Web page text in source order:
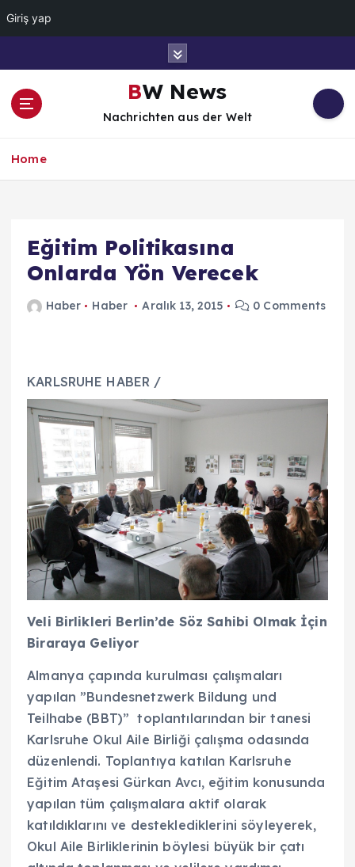
Giriş yap
BW News
Nachrichten aus der Welt
Home
Eğitim Politikasına
Onlarda Yön Verecek
Haber Haber Aralık 13, 2015 0 Comments
KARLSRUHE HABER /
Veli Birlikleri Berlin’de Söz Sahibi Olmak İçin
Biraraya Geliyor
Almanya çapında kurulması çalışmaları
yapılan ”Bundesnetzwerk Bildung und
Teilhabe (BBT)” toplantılarından bir tanesi
Karlsruhe Okul Aile Birliği çalışma odasında
düzenlendi. Toplantıya katılan Karlsruhe
Eğitim Ataşesi Gürkan Avcı, eğitim konusunda
yapılan tüm çalışmalara aktif olarak
katıldıklarını ve desteklediklerini söyleyerek,
Okul Aile Birliklerinin böylesi büyük bir çatı